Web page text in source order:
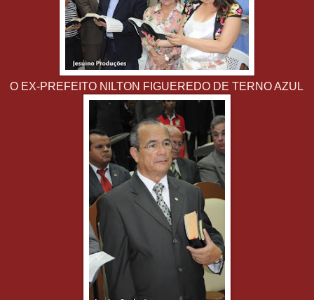
O EX-PREFEITO NILTON FIGUEREDO DE TERNO AZUL